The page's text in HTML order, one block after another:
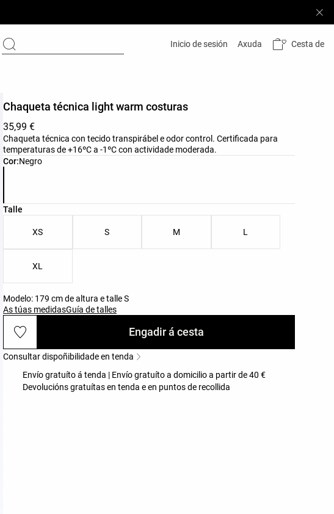
Inicio de sesión Axuda Cesta de
Cor:Negro
Lista de cores do produto
Chaqueta técnica light warm costuras
35,99 €
Chaqueta técnica con tecido transpirábel e odor control. Certificada para
temperaturas de +16ºC a -1ºC con actividade moderada.
Talle
Lista de tallas do produto
XS S M L
XL
Modelo: 179 cm de altura e talle S
As túas medidasGuía de talles
Engadir á cesta
Consultar dispoñibilidade en tenda
Envío gratuíto á tenda | Envío gratuíto a domicilio a partir de 40 €
Devolucións gratuítas en tenda e en puntos de recollida